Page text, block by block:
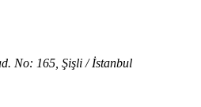
No: 165, Şişli / İstanbul